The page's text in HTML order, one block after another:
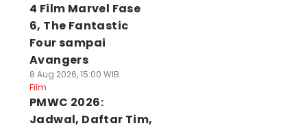
4 Film Marvel Fase
6, The Fantastic
Four sampai
Avangers
8 Aug 2026, 15:00 WIB
Film
PMWC 2026:
Jadwal, Daftar Tim,